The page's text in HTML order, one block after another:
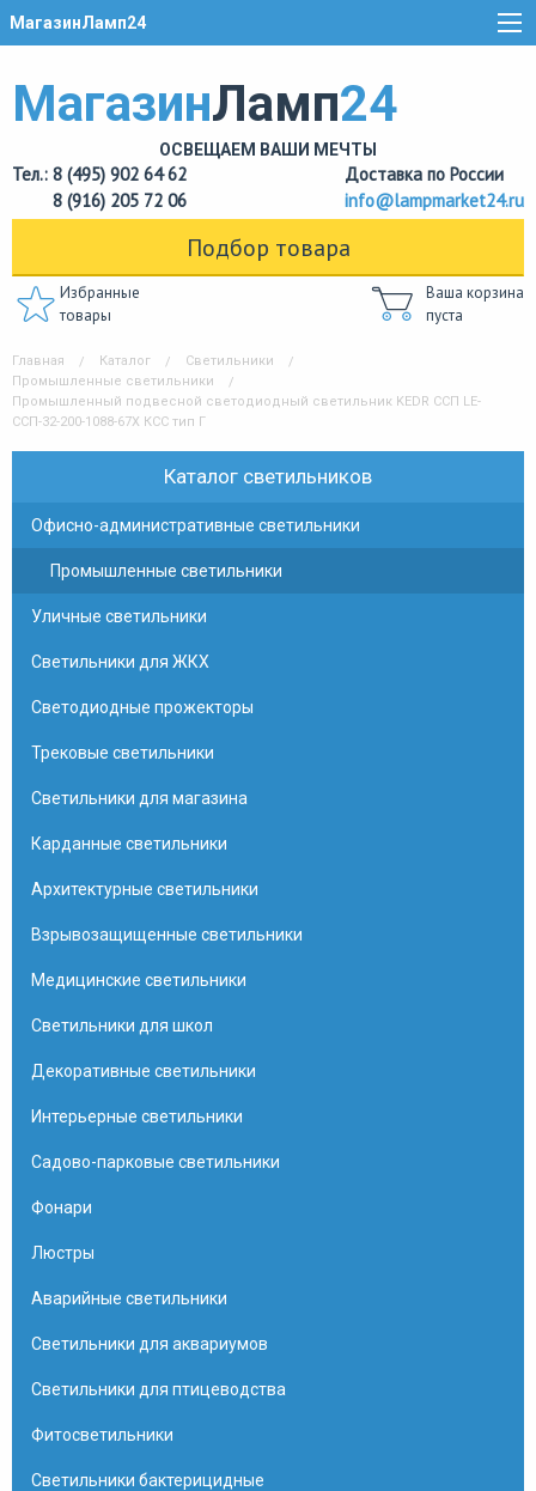
МагазинЛамп24
МагазинЛамп24
ОСВЕЩАЕМ ВАШИ МЕЧТЫ
Тел.: 8 (495) 902 64 62
8 (916) 205 72 06
Доставка по России
info@lampmarket24.ru
Подбор товара
Избранные
товары
Ваша корзина
пуста
Главная Каталог
Светильники
Промышленные светильники
Промышленный подвесной светодиодный светильник KEDR ССП LE-
ССП-32-200-1088-67Х КСС тип Г
Каталог светильников
Офисно-административные светильники
Промышленные светильники
Уличные светильники
Светильники для ЖКХ
Светодиодные прожекторы
Трековые светильники
Светильники для магазина
Карданные светильники
Архитектурные светильники
Взрывозащищенные светильники
Медицинские светильники
Светильники для школ
Декоративные светильники
Интерьерные светильники
Садово-парковые светильники
Фонари
Люстры
Аварийные светильники
Светильники для аквариумов
Светильники для птицеводства
Фитосветильники
Светильники бактерицидные